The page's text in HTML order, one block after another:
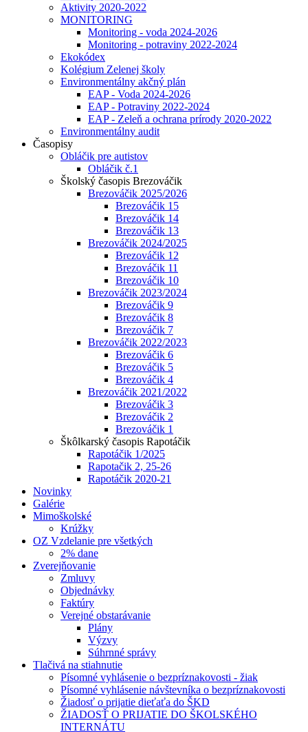
Aktivity 2020-2022
MONITORING
Monitoring - voda 2024-2026
Monitoring - potraviny 2022-2024
Ekokódex
Kolégium Zelenej školy
Environmentálny akčný plán
EAP - Voda 2024-2026
EAP - Potraviny 2022-2024
EAP - Zeleň a ochrana prírody 2020-2022
Environmentálny audit
Časopisy
Obláčik pre autistov
Obláčik č.1
Školský časopis Brezováčik
Brezováčik 2025/2026
Brezováčik 15
Brezováčik 14
Brezováčik 13
Brezováčik 2024/2025
Brezováčik 12
Brezováčik 11
Brezováčik 10
Brezováčik 2023/2024
Brezováčik 9
Brezováčik 8
Brezováčik 7
Brezováčik 2022/2023
Brezováčik 6
Brezováčik 5
Brezováčik 4
Brezováčik 2021/2022
Brezováčik 3
Brezováčik 2
Brezováčik 1
Škôlkarský časopis Rapotáčik
Rapotáčik 1/2025
Rapotačik 2, 25-26
Rapotáčik 2020-21
Novinky
Galérie
Mimoškolské
Krúžky
OZ Vzdelanie pre všetkých
2% dane
Zverejňovanie
Zmluvy
Objednávky
Faktúry
Verejné obstarávanie
Plány
Výzvy
Súhrnné správy
Tlačivá na stiahnutie
Písomné vyhlásenie o bezpríznakovosti - žiak
Písomné vyhlásenie návštevníka o bezpríznakovosti
Žiadosť o prijatie dieťaťa do ŠKD
ŽIADOSŤ O PRIJATIE DO ŠKOLSKÉHO
INTERNÁTU